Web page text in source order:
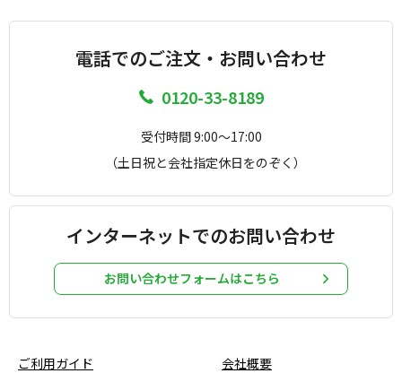
電話でのご注文・お問い合わせ
0120-33-8189
受付時間 9:00～17:00
（土日祝と会社指定休日をのぞく）
インターネットでのお問い合わせ
お問い合わせフォームはこちら
ご利用ガイド 会社概要